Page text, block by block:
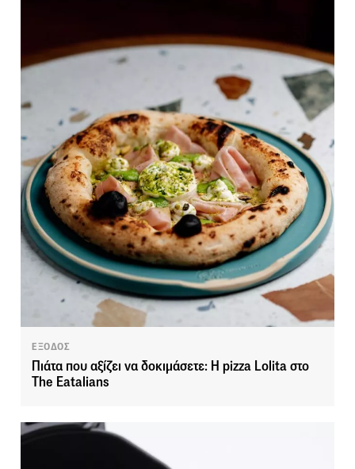
ΕΞΟΔΟΣ
Πιάτα που αξίζει να δοκιμάσετε: Η pizza Lolita στο
The Eatalians